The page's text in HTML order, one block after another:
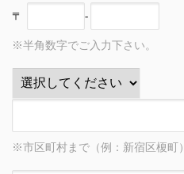
〒 -
※半角数字でご入力下さい。
※市区町村まで（例：新宿区榎町）